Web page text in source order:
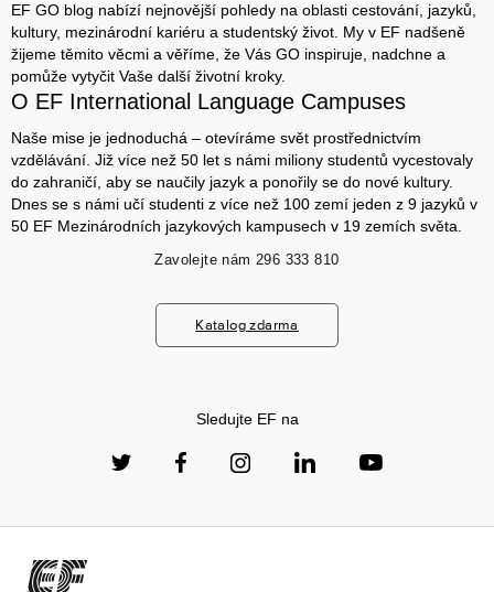
EF GO blog nabízí nejnovější pohledy na oblasti cestování, jazyků,
kultury, mezinárodní kariéru a studentský život. My v EF nadšeně
žijeme těmito věcmi a věříme, že Vás GO inspiruje, nadchne a
pomůže vytyčit Vaše další životní kroky.
O EF International Language Campuses
Naše mise je jednoduchá – otevíráme svět prostřednictvím
vzdělávání. Již více než 50 let s námi miliony studentů vycestovaly
do zahraničí, aby se naučily jazyk a ponořily se do nové kultury.
Dnes se s námi učí studenti z více než 100 zemí jeden z 9 jazyků v
50 EF Mezinárodních jazykových kampusech v 19 zemích světa.
Zavolejte nám 296 333 810
Katalog zdarma
Sledujte EF na